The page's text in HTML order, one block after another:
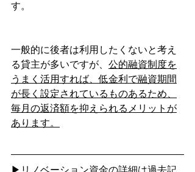
す。
一般的に後者は利用したくないと考え
る貸主が多いですが、 公的融資制度を
うまく活用すれば、低金利で融資期間
が長く設定されているものあるため、
毎月の返済額を抑えられるメリットが
あります。
▶リノベーション資金の詳細は過去記